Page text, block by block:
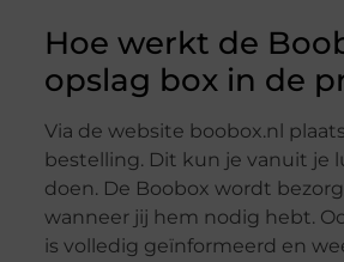
Hoe werkt de
opslag box in de
Via de website boobox.nl
bestelling. Dit kun je vanuit je
doen. De Boobox wordt
wanneer jij hem nodig hebt.
is volledig geïnformeerd en